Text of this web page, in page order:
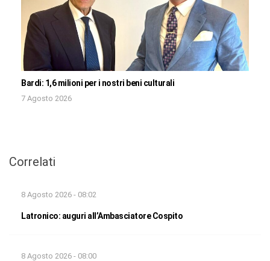
Bardi: 1,6 milioni per i nostri beni culturali
7 Agosto 2026
Correlati
8 Agosto 2026 - 08:02
Latronico: auguri all’Ambasciatore Cospito
8 Agosto 2026 - 08:00